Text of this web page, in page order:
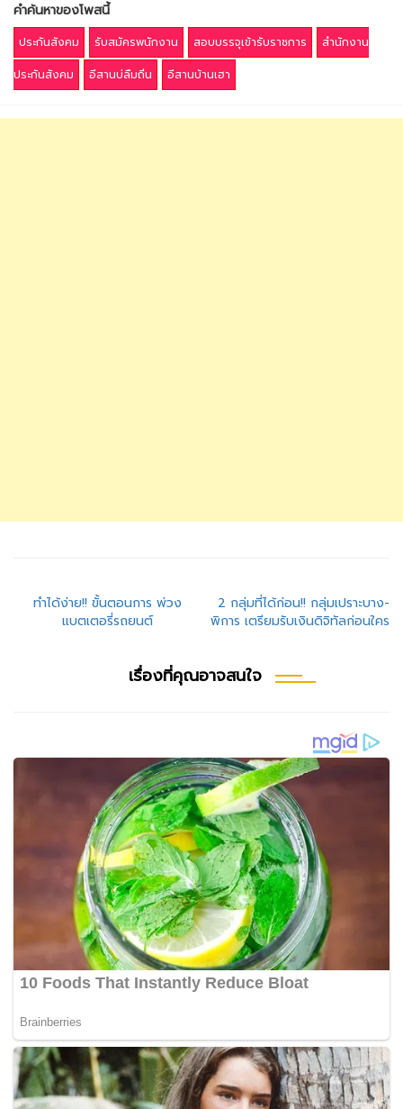
คำค้นหาของโพสนี้
ประกันสังคม รับสมัครพนักงาน สอบบรรจุเข้ารับราชการ
สำนักงาน
ประกันสังคม
อีสานบ่ลืมถิ่น อีสานบ้านเฮา
แนะแนว
เรื่อง
ทำได้ง่าย!! ขั้นตอนการ พ่วง
แบตเตอรี่รถยนต์
2 กลุ่มที่ได้ก่อน!! กลุ่มเปราะบาง-
พิการ เตรียมรับเงินดิจิทัลก่อนใคร
เรื่องที่คุณอาจสนใจ